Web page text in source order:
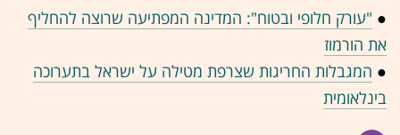
● "עורק חלופי ובטוח": המדינה המפתיעה שרוצה להחליף
את הורמוז
● המגבלות החריגות שצרפת מטילה על ישראל בתערוכה
בינלאומית